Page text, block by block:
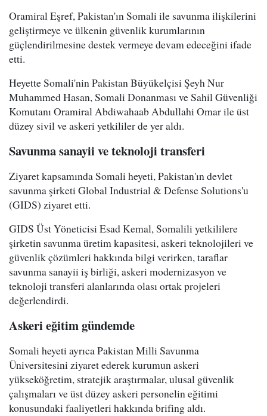
Oramiral Eşref, Pakistan'ın Somali ile savunma ilişkilerini
geliştirmeye ve ülkenin güvenlik kurumlarının
güçlendirilmesine destek vermeye devam edeceğini ifade
etti.
Heyette Somali'nin Pakistan Büyükelçisi Şeyh Nur
Muhammed Hasan, Somali Donanması ve Sahil Güvenliği
Komutanı Oramiral Abdiwahaab Abdullahi Omar ile üst
düzey sivil ve askeri yetkililer de yer aldı.
Savunma sanayii ve teknoloji transferi
Ziyaret kapsamında Somali heyeti, Pakistan'ın devlet
savunma şirketi Global Industrial & Defense Solutions'u
(GIDS) ziyaret etti.
GIDS Üst Yöneticisi Esad Kemal, Somalili yetkililere
şirketin savunma üretim kapasitesi, askeri teknolojileri ve
güvenlik çözümleri hakkında bilgi verirken, taraflar
savunma sanayii iş birliği, askeri modernizasyon ve
teknoloji transferi alanlarında olası ortak projeleri
değerlendirdi.
Askeri eğitim gündemde
Somali heyeti ayrıca Pakistan Milli Savunma
Üniversitesini ziyaret ederek kurumun askeri
yükseköğretim, stratejik araştırmalar, ulusal güvenlik
çalışmaları ve üst düzey askeri personelin eğitimi
konusundaki faaliyetleri hakkında brifing aldı.